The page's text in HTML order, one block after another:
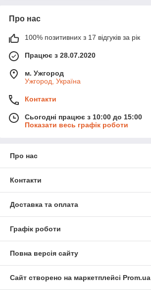
Про нас
100% позитивних з 17 відгуків за рік
Працює з 28.07.2020
м. Ужгород
Ужгород, Україна
Контакти
Сьогодні працює з 10:00 до 15:00
Показати весь графік роботи
Про нас
Контакти
Доставка та оплата
Графік роботи
Повна версія сайту
Сайт створено на маркетплейсі Prom.ua